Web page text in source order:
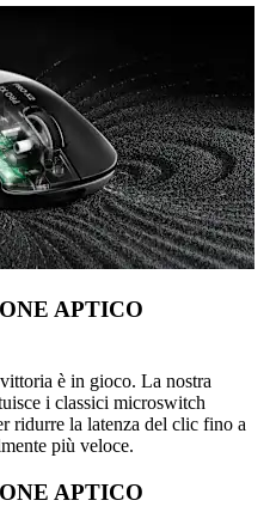
APTICO
è in gioco. La nostra
i classici microswitch
ridurre la latenza del clic fino a
più veloce.
APTICO